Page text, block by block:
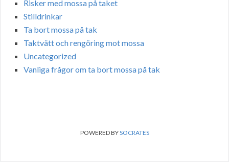
Risker med mossa på taket
Stilldrinkar
Ta bort mossa på tak
Taktvätt och rengöring mot mossa
Uncategorized
Vanliga frågor om ta bort mossa på tak
POWERED BYSOCRATES